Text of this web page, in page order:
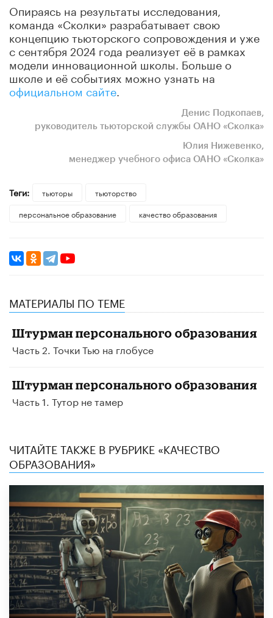
Опираясь на результаты исследования,
команда «Сколки» разрабатывает свою
концепцию тьюторского сопровождения и уже
с сентября 2024 года реализует её в рамках
модели инновационной школы. Больше о
школе и её событиях можно узнать на
официальном сайте
Денис Подкопаев,
руководитель тьюторской службы ОАНО «Сколка»
Юлия Нижевенко,
менеджер учебного офиса ОАНО «Сколка»
Теги: тьюторы
тьюторство
персональное образование
качество образования
МАТЕРИАЛЫ ПО ТЕМЕ
Штурман персонального образования
Часть 2. Точки Тью на глобусе
Штурман персонального образования
Часть 1. Тутор не тамер
ЧИТАЙТЕ ТАКЖЕ В РУБРИКЕ «КАЧЕСТВО
ОБРАЗОВАНИЯ»